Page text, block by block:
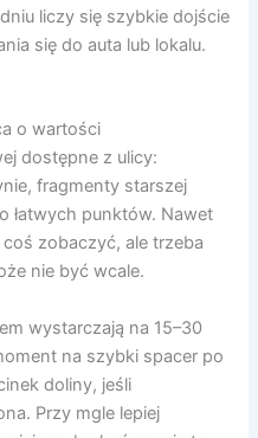
liczy się szybkie dojście
się do auta lub lokalu.
o wartości
dostępne z ulicy:
fragmenty starszej
łatwych punktów. Nawet
zobaczyć, ale trzeba
nie być wcale.
wystarczają na 15–30
na szybki spacer po
doliny, jeśli
Przy mgle lepiej